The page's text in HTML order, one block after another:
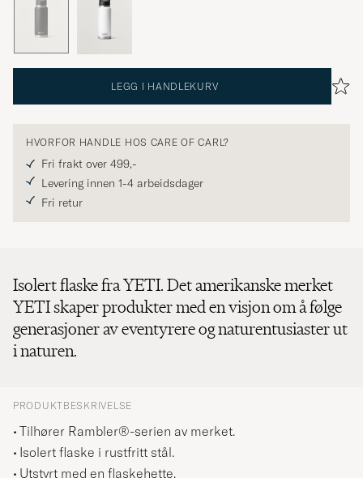
LEGG I HANDLEKURV
HVORFOR HANDLE HOS CARE OF CARL?
Fri frakt over 499,-
Levering innen 1-4 arbeidsdager
Fri retur
Isolert flaske fra YETI. Det amerikanske merket
YETI skaper produkter med en visjon om å følge
generasjoner av eventyrere og naturentusiaster ut
i naturen.
PRODUKTBESKRIVELSE
Tilhører Rambler®-serien av merket.
Isolert flaske i rustfritt stål.
Utstyrt med en flaskehette.